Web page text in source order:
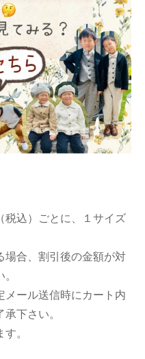
税込）ごとに、１サイズ
合、割引後の金額が対
ール送信時にカート内
下さい。
。